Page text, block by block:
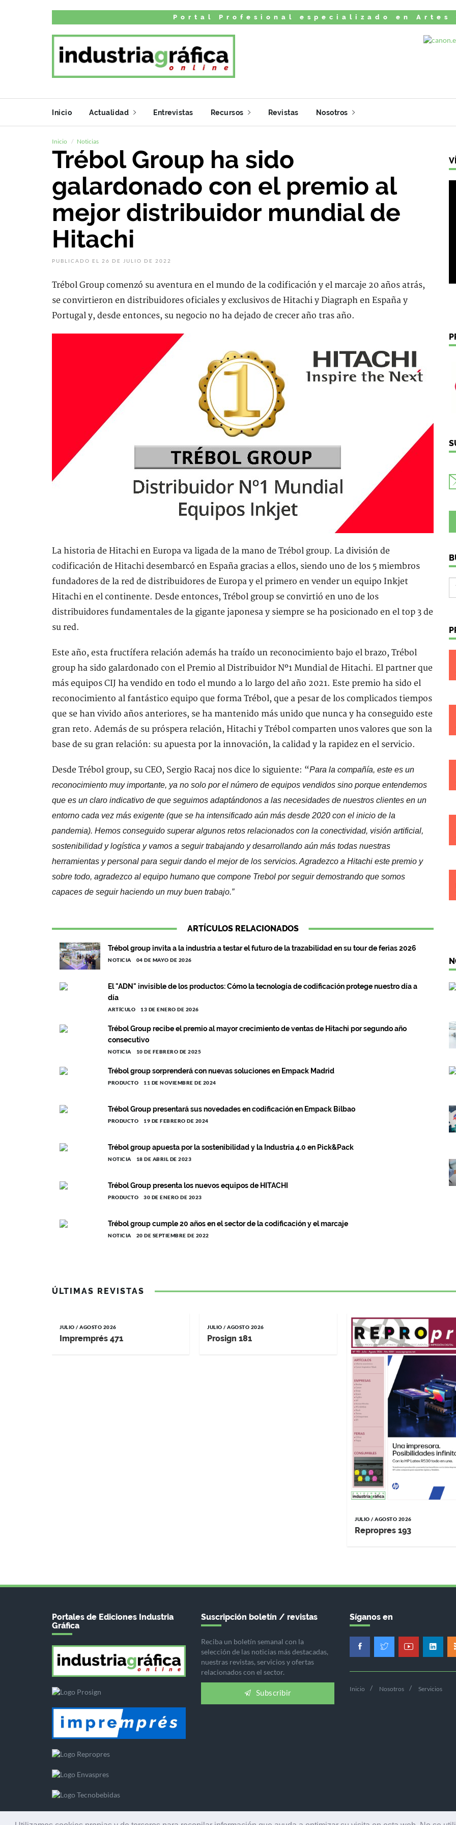
Portal Profesional especializado en Artes
Inicio Actualidad Entrevistas Recursos Revistas Nosotros
Inicio Noticias
Trébol Group ha sido
galardonado con el premio al
mejor distribuidor mundial de
Hitachi
PUBLICADO EL 26 DE JULIO DE 2022
Trébol Group comenzó su aventura en el mundo de la codificación y el marcaje 20 años atrás,
se convirtieron en distribuidores oficiales y exclusivos de Hitachi y Diagraph en España y
Portugal y, desde entonces, su negocio no ha dejado de crecer año tras año.
La historia de Hitachi en Europa va ligada de la mano de Trébol group. La división de
codificación de Hitachi desembarcó en España gracias a ellos, siendo uno de los 5 miembros
fundadores de la red de distribuidores de Europa y el primero en vender un equipo Inkjet
Hitachi en el continente. Desde entonces, Trébol group se convirtió en uno de los
distribuidores fundamentales de la gigante japonesa y siempre se ha posicionado en el top 3 de
su red.
Este año, esta fructífera relación además ha traído un reconocimiento bajo el brazo, Trébol
group ha sido galardonado con el Premio al Distribuidor Nº1 Mundial de Hitachi. El partner que
más equipos CIJ ha vendido en todo el mundo a lo largo del año 2021. Este premio ha sido el
reconocimiento al fantástico equipo que forma Trébol, que a pesar de los complicados tiempos
que se han vivido años anteriores, se ha mantenido más unido que nunca y ha conseguido este
gran reto. Además de su próspera relación, Hitachi y Trébol comparten unos valores que son la
base de su gran relación: su apuesta por la innovación, la calidad y la rapidez en el servicio.
Desde Trébol group, su CEO, Sergio Racaj nos dice lo siguiente: “Para la compañía, este es un
reconocimiento muy importante, ya no solo por el número de equipos vendidos sino porque entendemos
que es un claro indicativo de que seguimos adaptándonos a las necesidades de nuestros clientes en un
entorno cada vez más exigente (que se ha intensificado aún más desde 2020 con el inicio de la
pandemia). Hemos conseguido superar algunos retos relacionados con la conectividad, visión artificial,
sostenibilidad y logística y vamos a seguir trabajando y desarrollando aún más todas nuestras
herramientas y personal para seguir dando el mejor de los servicios. Agradezco a Hitachi este premio y
sobre todo, agradezco al equipo humano que compone Trebol por seguir demostrando que somos
capaces de seguir haciendo un muy buen trabajo.”
ARTÍCULOS RELACIONADOS
Trébol group invita a la industria a testar el futuro de la trazabilidad en su tour de ferias 2026
NOTICIA 04 DE MAYO DE 2026
El "ADN" invisible de los productos: Cómo la tecnología de codificación protege nuestro día a
día
ARTÍCULO 13 DE ENERO DE 2026
Trébol Group recibe el premio al mayor crecimiento de ventas de Hitachi por segundo año
consecutivo
NOTICIA 10 DE FEBRERO DE 2025
Trébol group sorprenderá con nuevas soluciones en Empack Madrid
PRODUCTO 11 DE NOVIEMBRE DE 2024
Trébol Group presentará sus novedades en codificación en Empack Bilbao
PRODUCTO 19 DE FEBRERO DE 2024
Trébol group apuesta por la sostenibilidad y la Industria 4.0 en Pick&Pack
NOTICIA 18 DE ABRIL DE 2023
Trébol Group presenta los nuevos equipos de HITACHI
PRODUCTO 30 DE ENERO DE 2023
Trébol group cumple 20 años en el sector de la codificación y el marcaje
NOTICIA 20 DE SEPTIEMBRE DE 2022
ÚLTIMAS REVISTAS
JULIO / AGOSTO 2026
Impremprés 471
JULIO / AGOSTO 2026
Prosign 181
JULIO / AGOSTO 2026
Repropres 193
Portales de Ediciones Industria
Gráfica
Suscripción boletín / revistas
Reciba un boletín semanal con la
selección de las noticias más destacadas,
nuestras revistas, servicios y ofertas
relacionados con el sector.
Subscribir
Síganos en
Inicio Nosotros Servicios